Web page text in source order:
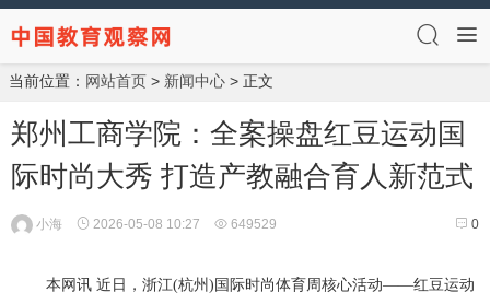
当前位置： 网站首页 > 新闻中心 > 正文
郑州工商学院：全案操盘红豆运动国
际时尚大秀 打造产教融合育人新范式
0
小海 2026-05-08 10:27 649529
本网讯 近日，浙江(杭州)国际时尚体育周核心活动——红豆运动